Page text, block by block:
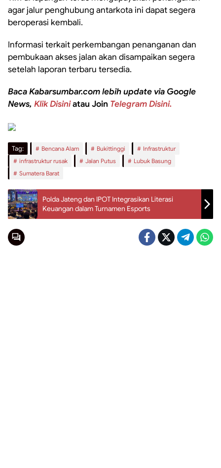
agar jalur penghubung antarkota ini dapat segera
beroperasi kembali.
Informasi terkait perkembangan penanganan dan
pembukaan akses jalan akan disampaikan segera
setelah laporan terbaru tersedia.
Baca Kabarsumbar.com lebih update via Google
News, Klik Disiniatau Join Telegram Disini.
Tag: Bencana Alam Bukittinggi
Infrastruktur
infrastruktur rusak
Jalan Putus
Lubuk Basung
Sumatera Barat
Polda Jateng dan IPOT Integrasikan Literasi
Keuangan dalam Turnamen Esports